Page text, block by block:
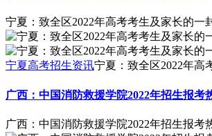
宁夏：致全区2022年高考考生及家长的一
宁夏高考招生资讯宁夏：致全区2022年高
广西：中国消防救援学院2022年招生报考
广西：中国消防救援学院2022年招生报考